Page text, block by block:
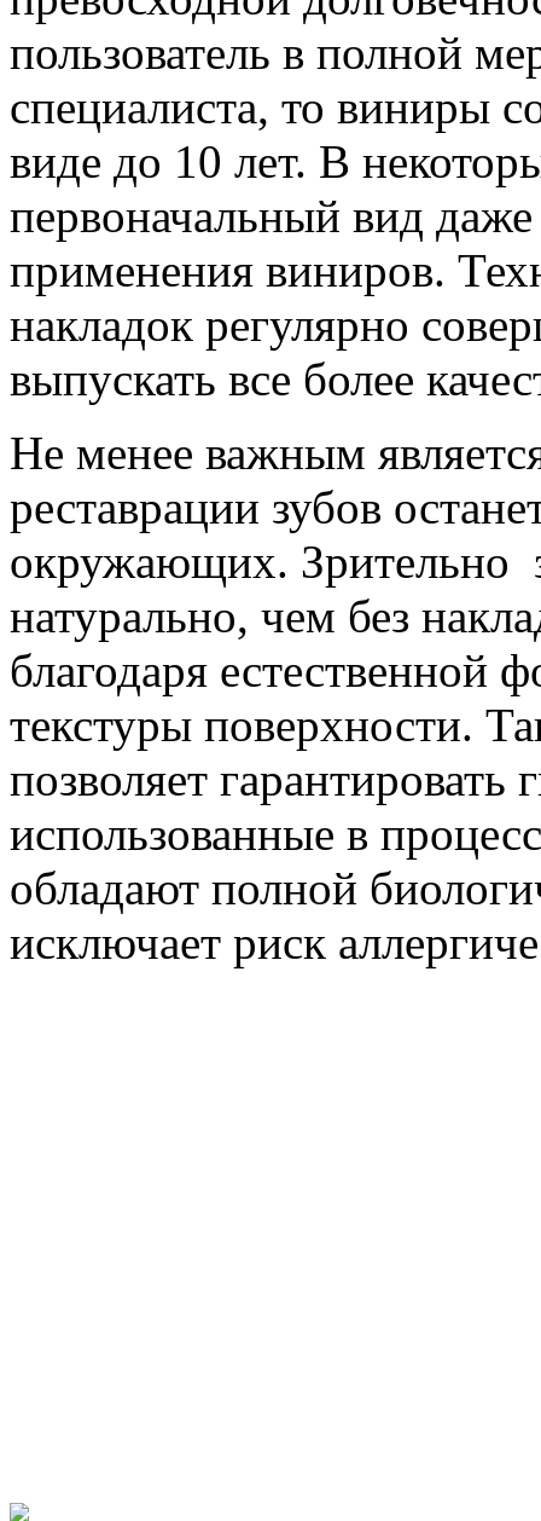
пользователь в полной
специалиста, то виниры
виде до 10 лет. В
первоначальный вид
применения виниров.
накладок регулярно
выпускать все более
Не менее важным
реставрации зубов
окружающих. Зрительно
натурально, чем без
благодаря естественной
текстуры поверхности.
позволяет
использованные в
обладают полной
исключает риск